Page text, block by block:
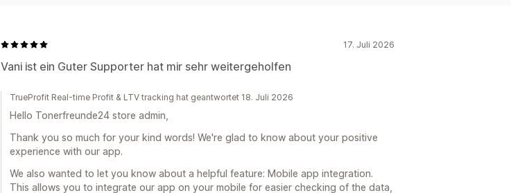
17. Juli 2026
Vani ist ein Guter Supporter hat mir sehr weitergeholfen
TrueProfit Real-time Profit & LTV tracking hat geantwortet 18. Juli 2026
Hello Tonerfreunde24 store admin,
Thank you so much for your kind words! We're glad to know about your positive
experience with our app.
We also wanted to let you know about a helpful feature: Mobile app integration.
This allows you to integrate our app on your mobile for easier checking of the data,